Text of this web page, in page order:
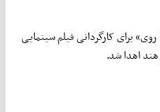
روی» برای کارگردانی فیلم سینمایی
اهدا شد.